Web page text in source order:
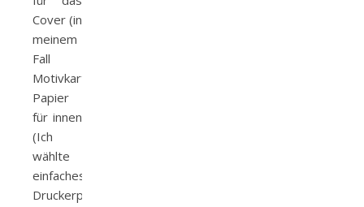
Cover (in
meinem
Fall
Motivkarton)
Papier
für innen
(Ich
wählte
einfaches
Druckerpapier)